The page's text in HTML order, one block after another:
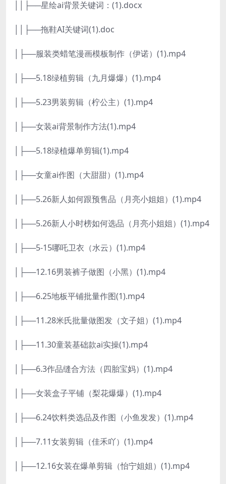
││├──星绘ai背景关键词：(1).docx
││├──拖鞋AI关键词(1).doc
│├──服装类蜡笔漫画模板制作（伊诺）(1).mp4
│├──5.18绿植剪辑（九月爆爆）(1).mp4
│├──5.23男装剪辑（柠公主）(1).mp4
│├──女装ai背景制作方法(1).mp4
│├──5.18绿植爆单剪辑(1).mp4
│├──女童ai作图（大甜甜）(1).mp4
│├──5.26新人如何跟预售品（月亮小姐姐）(1).mp4
│├──5.26新人小时榜如何选品（月亮小姐姐）(1).mp4
│├──5-15哪吒卫衣（水云）(1).mp4
│├──12.16男装裤子做图（小黑）(1).mp4
│├──6.25地板平铺批量作图(1).mp4
│├──11.28米氏批量做图发（文子姐）(1).mp4
│├──11.30童装基础款ai实操(1).mp4
│├──6.3作品缝合方法（四胎宝妈）(1).mp4
│├──女装盒子平铺（梨花爆爆）(1).mp4
│├──6.24饮料类选品及作图（小鱼发发）(1).mp4
│├──7.11女装剪辑（佳禾吖）(1).mp4
│├──12.16女装在爆单剪辑（怡宁姐姐）(1).mp4